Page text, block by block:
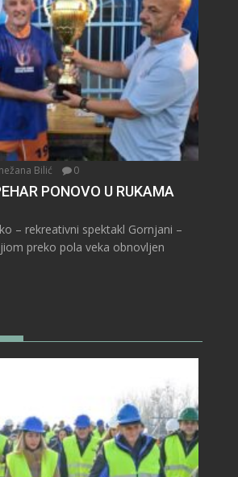
Bilić 0
PONOVO U RUKAMA
– rekreativni spektakl Gornjani –
preko pola veka obnovljen